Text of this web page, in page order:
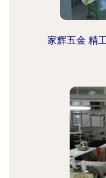
家辉五金 精